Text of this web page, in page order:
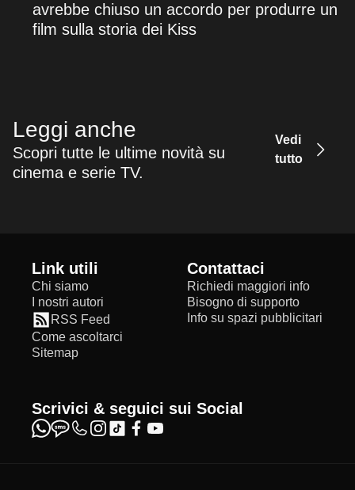
avrebbe chiuso un accordo per produrre un
film sulla storia dei Kiss
Leggi anche
Scopri tutte le ultime novità su
cinema e serie TV.
Vedi
tutto
Link utili
Chi siamo
I nostri autori
RSS Feed
Come ascoltarci
Sitemap
Contattaci
Richiedi maggiori info
Bisogno di supporto
Info su spazi pubblicitari
Scrivici & seguici sui Social